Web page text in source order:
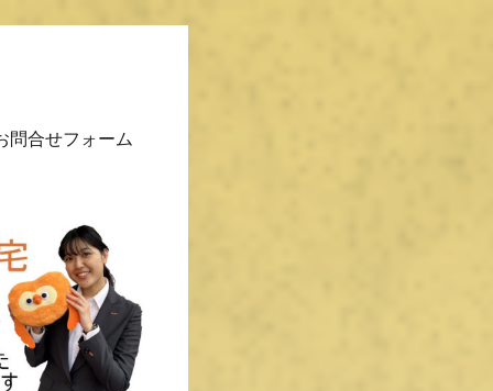
問合せフォーム